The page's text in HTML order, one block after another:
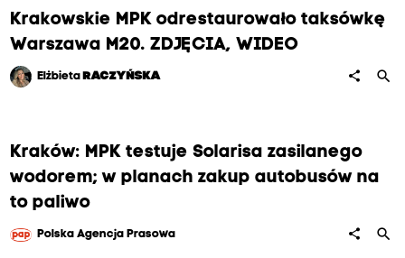
Krakowskie MPK odrestaurowało taksówkę
Warszawa M20. ZDJĘCIA, WIDEO
Elżbieta RACZYŃSKA share search
Kraków: MPK testuje Solarisa zasilanego
wodorem; w planach zakup autobusów na
to paliwo
Polska Agencja Prasowa share search